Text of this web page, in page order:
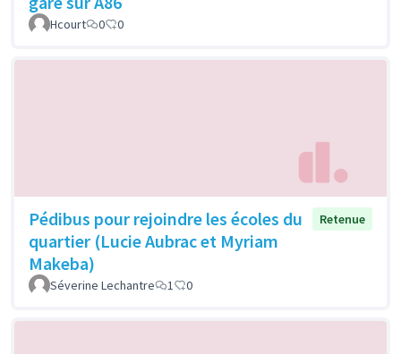
Hcourt 0 0
Pédibus pour rejoindre les écoles du
quartier (Lucie Aubrac et Myriam
Makeba)
Retenue
Séverine Lechantre 1 0